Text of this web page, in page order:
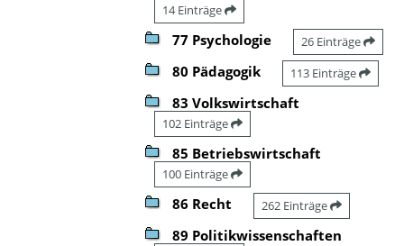
14 Einträge
77 Psychologie 26 Einträge
80 Pädagogik 113 Einträge
83 Volkswirtschaft
102 Einträge
85 Betriebswirtschaft
100 Einträge
86 Recht 262 Einträge
89 Politikwissenschaften